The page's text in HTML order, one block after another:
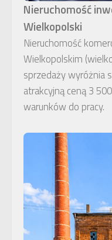
Nieruchomość
Wielkopolski
Nieruchomość
Wielkopolskim
sprzedaży wyróżnia
atrakcyjną ceną 3
warunków do pracy.